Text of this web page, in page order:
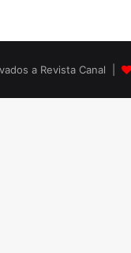
a Revista Canal |